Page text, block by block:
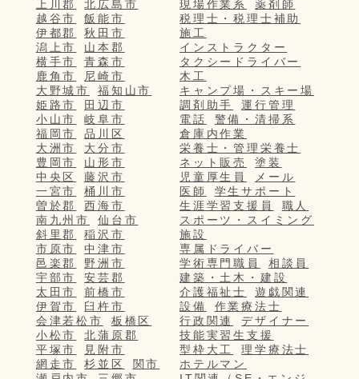
上川郡
北広島市
越谷市
飯能市
伊都郡
秋田市
潟上市
山本郡
横手市
青森市
鹿角市
尼崎市
大野城市
福知山市
姫路市
田辺市
小山市
岐阜市
福岡市
品川区
大洲市
大分市
豊岡市
山形市
中央区
藤沢市
一宮市
桶川市
曽於郡
西海市
南九州市
仙台市
斜里郡
稲沢市
市原市
中津市
邑楽郡
野洲市
宇部市
安芸郡
太田市
前橋市
伊賀市
臼杵市
会津若松市
板橋区
小松市
北蒲原郡
平塚市
見附市
網走市
杉並区
関市
現場作業系
薬剤師
税理士・税理士補助
施工
インストラクター
タクシードライバー
木工
キャンプ場・スキー場
調剤助手
運行管理
電話
警備・清掃系
倉庫内作業
栄養士・管理栄養士
ネット販売
塗装
児童厚生員
メール
医師
学生サポート
生涯学習支援員
職人
スポーツ・スイミング
施設
専属ドライバー
学術専門職員
相談員
建築・土木・建設
介護福祉士
遊戯関連
設備
作業療法士
行政関連
デザイナー
技能実習生支援
型枠大工
理学療法士
ホテルマン